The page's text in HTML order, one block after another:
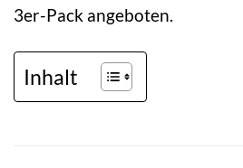
3er-Pack angeboten.
Inhalt